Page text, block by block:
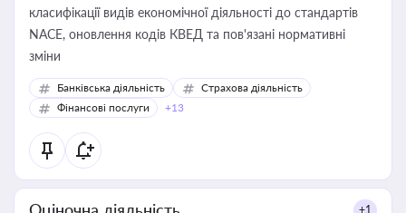
класифікації видів економічної діяльності до стандартів
NACE, оновлення кодів КВЕД та пов'язані нормативні
зміни
Банківська діяльність
Страхова діяльність
Фінансові послуги
+13
+1